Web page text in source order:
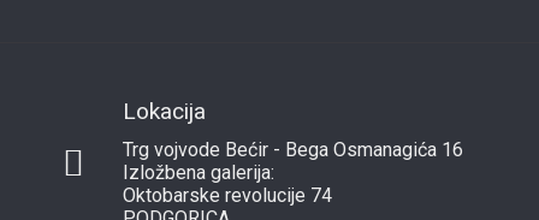
Lokacija
Trg vojvode Bećir - Bega Osmanagića 16
Izložbena galerija:
Oktobarske revolucije 74